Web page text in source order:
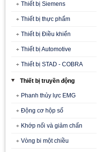
Thiết bị Siemens
Thiết bị thực phẩm
Thiết bị Điều khiển
Thiết bị Automotive
Thiết bị STAD - COBRA
Thiết bị truyền động
Phanh thủy lực EMG
Động cơ hộp số
Khớp nối và giảm chấn
Vòng bi một chiều